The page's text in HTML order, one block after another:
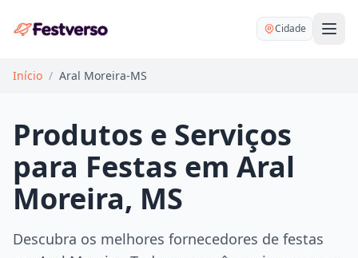
Cidade
Balões delivery
Decoração personalizada
Pegue e Monte
Buffet
Início / Aral Moreira-MS
Produtos e Serviços
para Festas em Aral
Moreira, MS
Descubra os melhores fornecedores de festas